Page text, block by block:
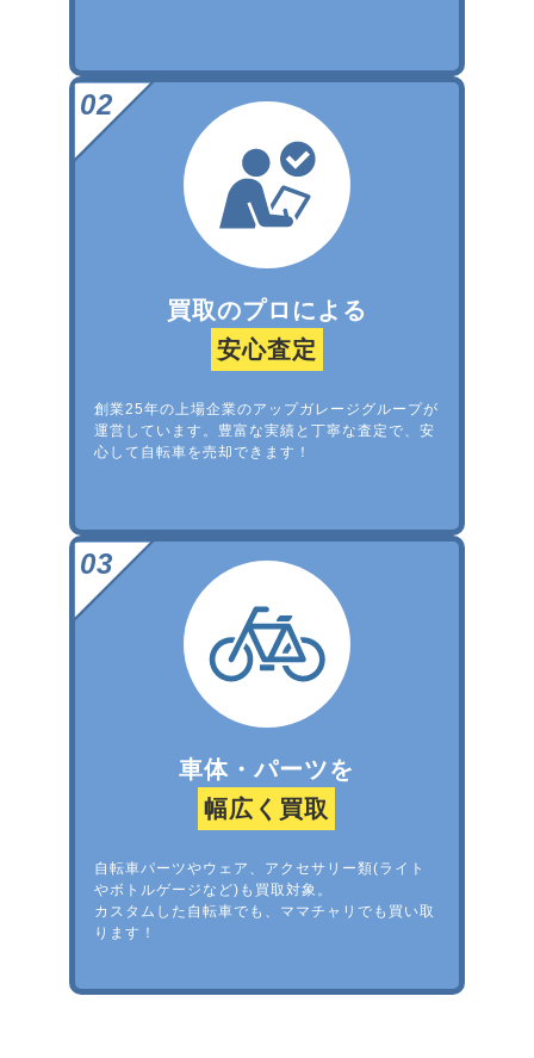
買取のプロによる
安心査定
創業25年の上場企業のアップガレージグループが
運営しています。豊富な実績と丁寧な査定で、安
心して自転車を売却できます！
車体・パーツを
幅広く買取
自転車パーツやウェア、アクセサリー類(ライト
やボトルゲージなど)も買取対象。
カスタムした自転車でも、ママチャリでも買い取
ります！